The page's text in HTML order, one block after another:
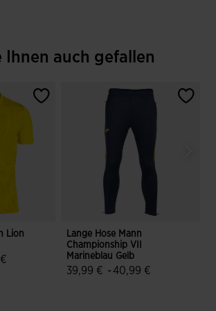
Ihnen auch gefallen
Lion
Lange Hose Mann
Championship VII
Marineblau Gelb
39,99 € - 40,99 €